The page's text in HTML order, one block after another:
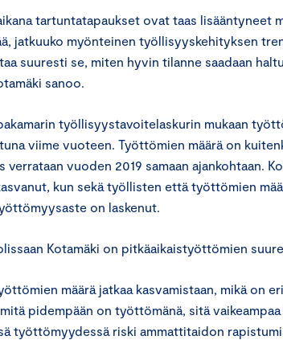
tartuntatapaukset ovat taas lisääntyneet
jatkuuko myönteinen työllisyyskehityksen
suuresti se, miten hyvin tilanne saadaan
sanoo.
työllisyystavoitelaskurin mukaan
viime vuoteen. Työttömien määrä on
verrataan vuoden 2019 samaan ajankohtaan.
kun sekä työllisten että työttömien
on laskenut.
Kotamäki on pitkäaikaistyöttömien
määrä jatkaa kasvamistaan, mikä on
pidempään on työttömänä, sitä
työttömyydessä riski ammattitaidon